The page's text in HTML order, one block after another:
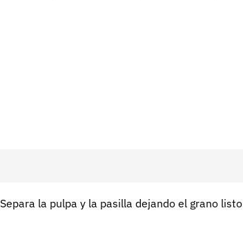
la pulpa y la pasilla dejando el grano listo